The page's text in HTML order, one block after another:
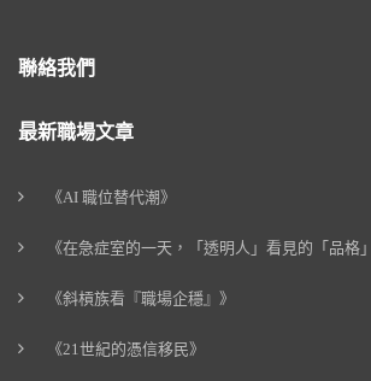
聯絡我們
最新職場文章
《AI 職位替代潮》
《在急症室的一天，「透明人」看見的「品格」
《斜槓族看『職場企穩』》
《21世紀的憑信移民》